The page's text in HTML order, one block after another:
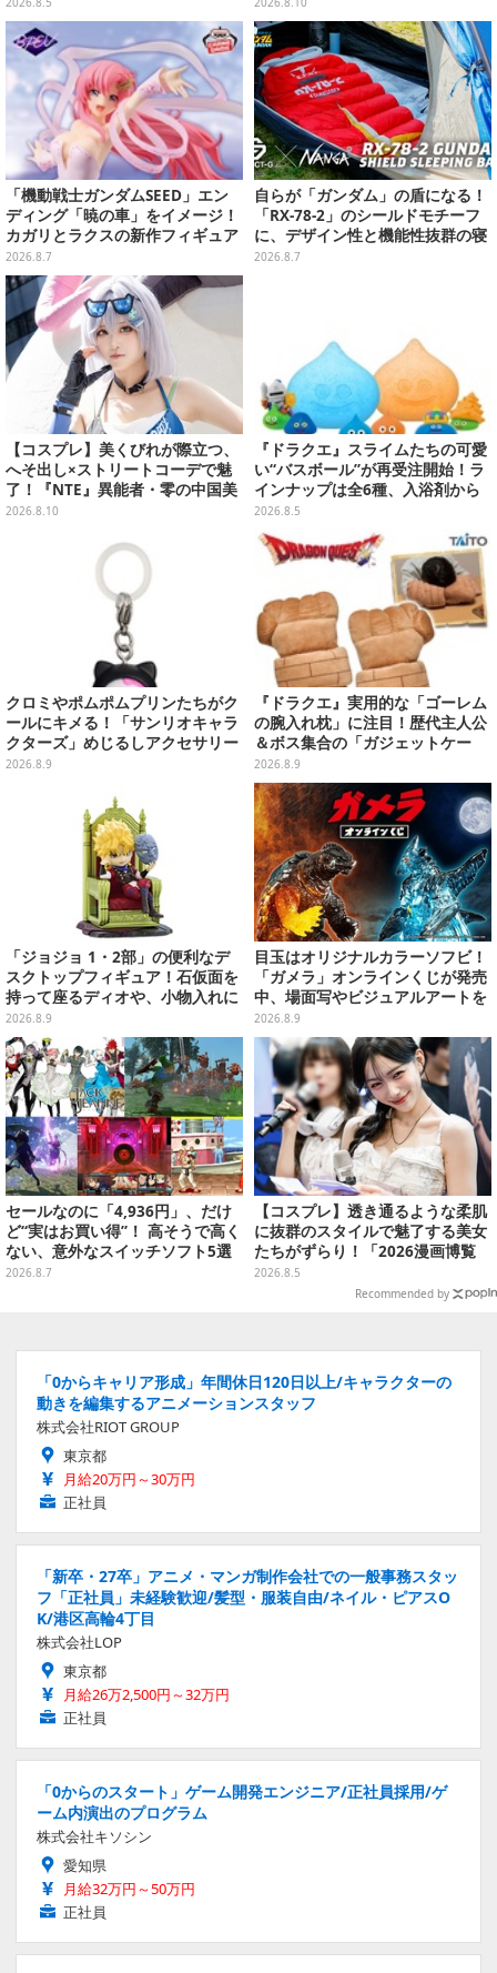
「機動戦士ガンダムSEED」エン
ディング「暁の車」をイメージ！
カガリとラクスの新作フィギュア
がプライズに
2026.8.7
自らが「ガンダム」の盾になる！
「RX-78-2」のシールドモチーフ
に、デザイン性と機能性抜群の寝
袋がプレバンで2次予約
2026.8.7
【コスプレ】美くびれが際立つ、
へそ出し×ストリートコーデで魅
了！『NTE』異能者・零の中国美
女レイヤーが美しすぎた【写真10
2026.8.10
『ドラクエ』スライムたちの可愛
い“バスボール”が再受注開始！ラ
インナップは全6種、入浴剤から
モンスターのフィギュアが出てく
る
2026.8.5
クロミやポムポムプリンたちがク
ールにキメる！「サンリオキャラ
クターズ」めじるしアクセサリー
がガシャポン展開
2026.8.9
『ドラクエ』実用的な「ゴーレム
の腕入れ枕」に注目！歴代主人公
＆ボス集合の「ガジェットケー
ス」ほか9プライズが続々展開
2026.8.9
「ジョジョ 1・2部」の便利なデ
スクトップフィギュア！石仮面を
持って座るディオや、小物入れに
なるツェペリなどズラリ
2026.8.9
目玉はオリジナルカラーソフビ！
「ガメラ」オンラインくじが発売
中、場面写やビジュアルアートを
使用した豪華賞品をラインナップ
2026.8.9
セールなのに「4,936円」、だけ
ど“実はお買い得”！ 高そうで高く
ない、意外なスイッチソフト5選
2026.8.7
【コスプレ】透き通るような柔肌
に抜群のスタイルで魅了する美女
たちがずらり！「2026漫画博覧
会」美麗コンパニオンまとめ【画
2026.8.5
Recommended by
「0からキャリア形成」年間休日120日以上/キャラクターの
動きを編集するアニメーションスタッフ
株式会社RIOT GROUP
東京都
月給20万円～30万円
正社員
「新卒・27卒」アニメ・マンガ制作会社での一般事務スタッ
フ「正社員」未経験歓迎/髪型・服装自由/ネイル・ピアスO
K/港区高輪4丁目
株式会社LOP
東京都
月給26万2,500円～32万円
正社員
「0からのスタート」ゲーム開発エンジニア/正社員採用/ゲ
ーム内演出のプログラム
株式会社キソシン
愛知県
月給32万円～50万円
正社員